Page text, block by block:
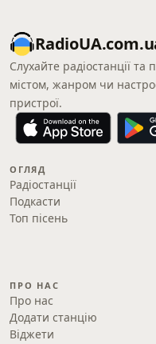
Слухайте радіостанції
містом, жанром чи
пристрої.
ОГЛЯД
Радіостанції
Подкасти
Топ пісень
ПРО НАС
Про нас
Додати станцію
Віджети